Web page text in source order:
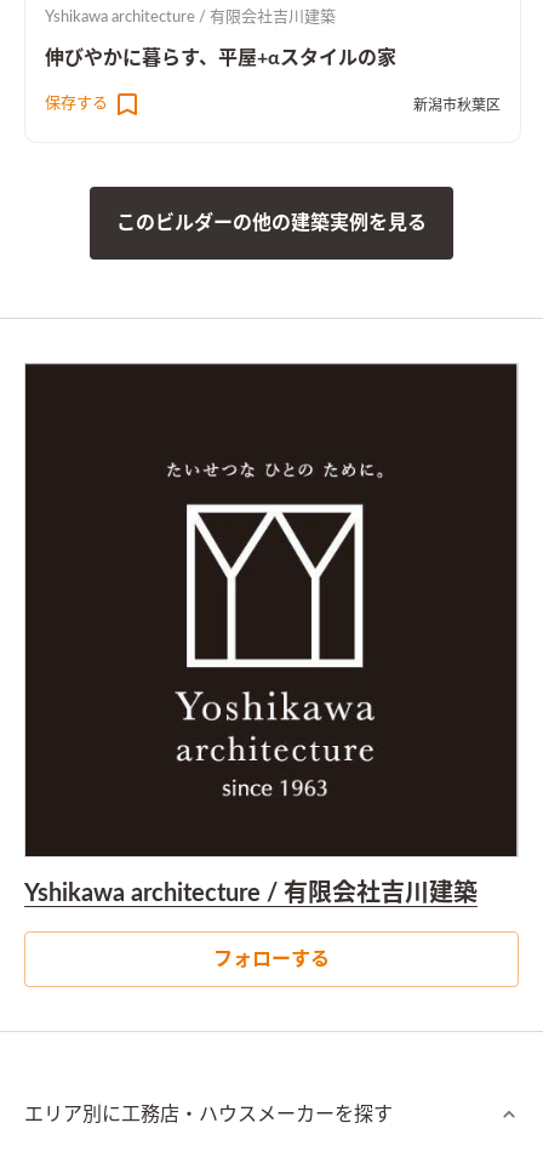
Yshikawa architecture / 有限会社吉川建築
伸びやかに暮らす、平屋+αスタイルの家
保存する 新潟市秋葉区
このビルダーの他の建築実例を見る
Yshikawa architecture / 有限会社吉川建築
フォローする
エリア別に工務店・ハウスメーカーを探す